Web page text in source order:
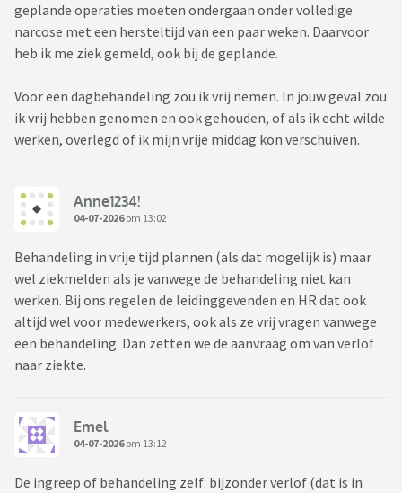
geplande operaties moeten ondergaan onder volledige
narcose met een hersteltijd van een paar weken. Daarvoor
heb ik me ziek gemeld, ook bij de geplande.
Voor een dagbehandeling zou ik vrij nemen. In jouw geval zou
ik vrij hebben genomen en ook gehouden, of als ik echt wilde
werken, overlegd of ik mijn vrije middag kon verschuiven.
Anne1234!
04-07-2026om 13:02
Behandeling in vrije tijd plannen (als dat mogelijk is) maar
wel ziekmelden als je vanwege de behandeling niet kan
werken. Bij ons regelen de leidinggevenden en HR dat ook
altijd wel voor medewerkers, ook als ze vrij vragen vanwege
een behandeling. Dan zetten we de aanvraag om van verlof
naar ziekte.
Emel
04-07-2026om 13:12
De ingreep of behandeling zelf: bijzonder verlof (dat is in